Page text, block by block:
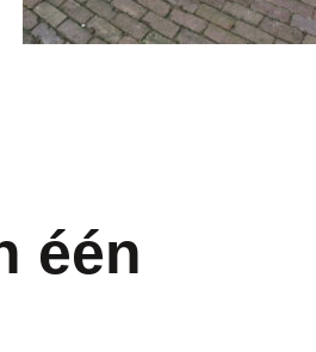
één